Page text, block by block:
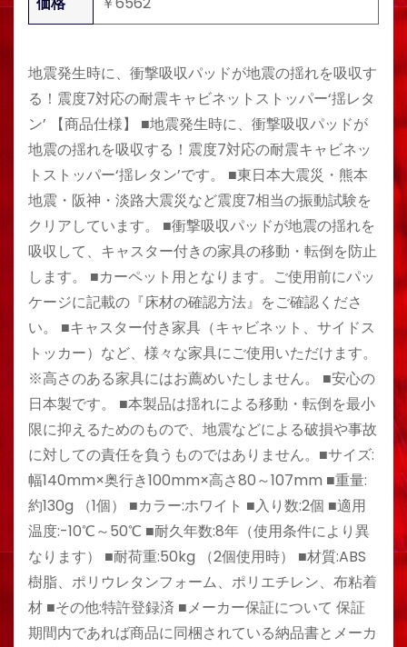
地震発生時に、衝撃吸収パッドが地震の揺れを吸収す
る！震度7対応の耐震キャビネットストッパー‘揺レタ
ン’ 【商品仕様】 ■地震発生時に、衝撃吸収パッドが
地震の揺れを吸収する！震度7対応の耐震キャビネッ
トストッパー‘揺レタン’です。 ■東日本大震災・熊本
地震・阪神・淡路大震災など震度7相当の振動試験を
クリアしています。 ■衝撃吸収パッドが地震の揺れを
吸収して、キャスター付きの家具の移動・転倒を防止
します。 ■カーペット用となります。ご使用前にパッ
ケージに記載の『床材の確認方法』をご確認くださ
い。 ■キャスター付き家具（キャビネット、サイドス
トッカー）など、様々な家具にご使用いただけます。
※高さのある家具にはお薦めいたしません。 ■安心の
日本製です。 ■本製品は揺れによる移動・転倒を最小
限に抑えるためのもので、地震などによる破損や事故
に対しての責任を負うものではありません。■サイズ:
幅140mm×奥行き100mm×高さ80～107mm ■重量:
約130g （1個） ■カラー:ホワイト ■入り数:2個 ■適用
温度:-10℃～50℃ ■耐久年数:8年（使用条件により異
なります） ■耐荷重:50kg （2個使用時） ■材質:ABS
樹脂、ポリウレタンフォーム、ポリエチレン、布粘着
材 ■その他:特許登録済 ■メーカー保証について 保証
期間内であれば商品に同梱されている納品書とメーカ